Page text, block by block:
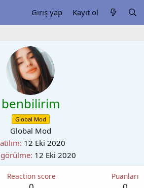
Giriş yap Kayıt ol
benbilirim
Global Mod
Global Mod
12 Eki 2020
12 Eki 2020
Reaction score Puanları